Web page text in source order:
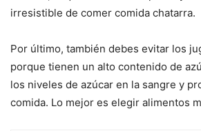
irresistible de comer comida chatarra.
Por último, también debes evitar los
porque tienen un alto contenido de
los niveles de azúcar en la sangre y
comida. Lo mejor es elegir alimentos